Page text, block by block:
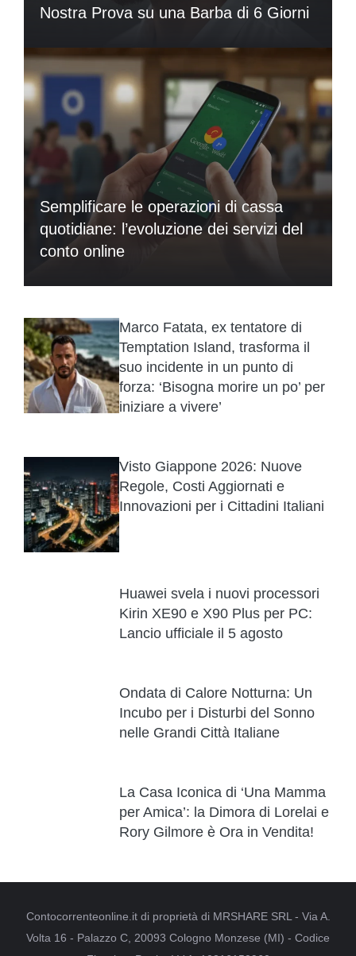
Nostra Prova su una Barba di 6 Giorni
Semplificare le operazioni di cassa
quotidiane: l’evoluzione dei servizi del
conto online
Marco Fatata, ex tentatore di
Temptation Island, trasforma il
suo incidente in un punto di
forza: ‘Bisogna morire un po’ per
iniziare a vivere’
Visto Giappone 2026: Nuove
Regole, Costi Aggiornati e
Innovazioni per i Cittadini Italiani
Huawei svela i nuovi processori
Kirin XE90 e X90 Plus per PC:
Lancio ufficiale il 5 agosto
Ondata di Calore Notturna: Un
Incubo per i Disturbi del Sonno
nelle Grandi Città Italiane
La Casa Iconica di ‘Una Mamma
per Amica’: la Dimora di Lorelai e
Rory Gilmore è Ora in Vendita!
Contocorrenteonline.it di proprietà di MRSHARE SRL - Via A.
Volta 16 - Palazzo C, 20093 Cologno Monzese (MI) - Codice